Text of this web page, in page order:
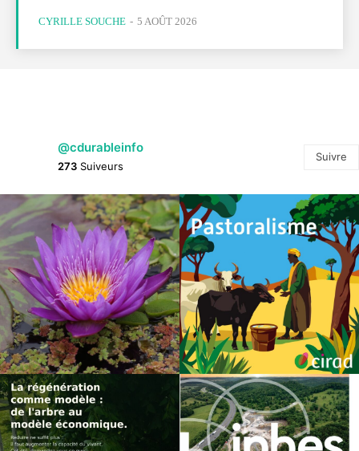
CYRILLE SOUCHE - 5 AOÛT 2026
@cdurableinfo
273 Suiveurs
Suivre